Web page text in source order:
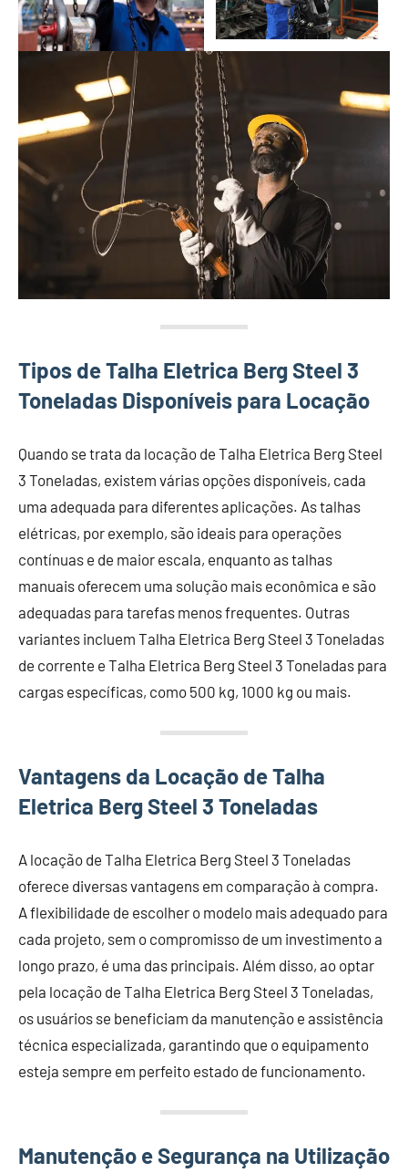
Tipos de Talha Eletrica Berg Steel 3
Toneladas Disponíveis para Locação
Quando se trata da locação de Talha Eletrica Berg Steel
3 Toneladas, existem várias opções disponíveis, cada
uma adequada para diferentes aplicações. As talhas
elétricas, por exemplo, são ideais para operações
contínuas e de maior escala, enquanto as talhas
manuais oferecem uma solução mais econômica e são
adequadas para tarefas menos frequentes. Outras
variantes incluem Talha Eletrica Berg Steel 3 Toneladas
de corrente e Talha Eletrica Berg Steel 3 Toneladas para
cargas específicas, como 500 kg, 1000 kg ou mais.
Vantagens da Locação de Talha
Eletrica Berg Steel 3 Toneladas
A locação de Talha Eletrica Berg Steel 3 Toneladas
oferece diversas vantagens em comparação à compra.
A flexibilidade de escolher o modelo mais adequado para
cada projeto, sem o compromisso de um investimento a
longo prazo, é uma das principais. Além disso, ao optar
pela locação de Talha Eletrica Berg Steel 3 Toneladas,
os usuários se beneficiam da manutenção e assistência
técnica especializada, garantindo que o equipamento
esteja sempre em perfeito estado de funcionamento.
Manutenção e Segurança na Utilização